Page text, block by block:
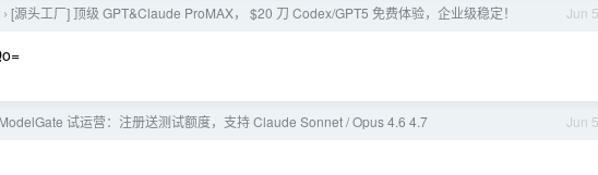
Jun 5
› [源头工厂] 顶级 GPT&Claude ProMAX， $20 刀 Codex/GPT5 免费体验，企业级稳定！
Jun 5
ModelGate 试运营：注册送测试额度，支持 Claude Sonnet / Opus 4.6 4.7